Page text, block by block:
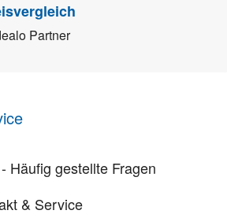
Partner
Häufig gestellte Fragen
& Service